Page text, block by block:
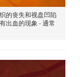
的丧失和视盘凹陷
出血的现象 - 通常